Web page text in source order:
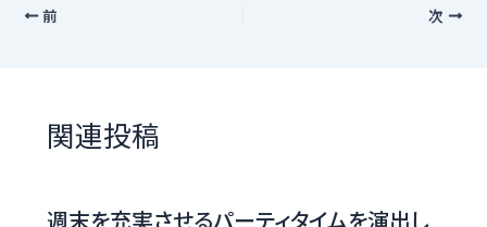
前 次
関連投稿
週末を充実させるパーティタイムを演出し